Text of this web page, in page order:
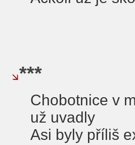
***
Chobotnice v
už uvadly
Asi byly příliš